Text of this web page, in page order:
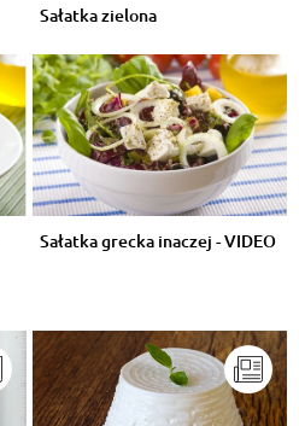
Sałatka zielona
Sałatka grecka inaczej - VIDEO